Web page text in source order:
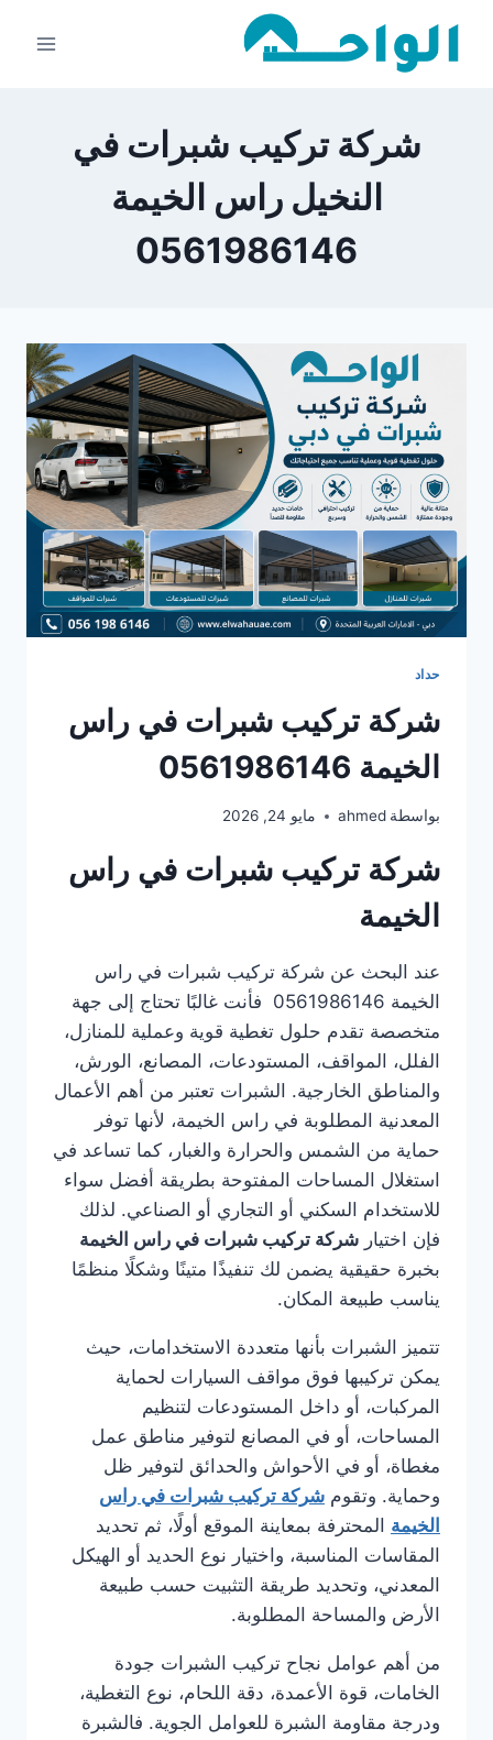
شركة تركيب شبرات في
النخيل راس الخيمة
0561986146
حداد
شركة تركيب شبرات في راس
الخيمة 0561986146
بواسطة ahmed مايو 24, 2026
شركة تركيب شبرات في راس
الخيمة
عند البحث عن شركة تركيب شبرات في راس
الخيمة 0561986146 فأنت غالبًا تحتاج إلى جهة
متخصصة تقدم حلول تغطية قوية وعملية للمنازل،
الفلل، المواقف، المستودعات، المصانع، الورش،
والمناطق الخارجية. الشبرات تعتبر من أهم الأعمال
المعدنية المطلوبة في راس الخيمة، لأنها توفر
حماية من الشمس والحرارة والغبار، كما تساعد في
استغلال المساحات المفتوحة بطريقة أفضل سواء
للاستخدام السكني أو التجاري أو الصناعي. لذلك
فإن اختيار شركة تركيب شبرات في راس الخيمة
بخبرة حقيقية يضمن لك تنفيذًا متينًا وشكلًا منظمًا
يناسب طبيعة المكان.
تتميز الشبرات بأنها متعددة الاستخدامات، حيث
يمكن تركيبها فوق مواقف السيارات لحماية
المركبات، أو داخل المستودعات لتنظيم
المساحات، أو في المصانع لتوفير مناطق عمل
مغطاة، أو في الأحواش والحدائق لتوفير ظل
وحماية. وتقوم شركة تركيب شبرات في راس
الخيمة المحترفة بمعاينة الموقع أولًا، ثم تحديد
المقاسات المناسبة، واختيار نوع الحديد أو الهيكل
المعدني، وتحديد طريقة التثبيت حسب طبيعة
الأرض والمساحة المطلوبة.
من أهم عوامل نجاح تركيب الشبرات جودة
الخامات، قوة الأعمدة، دقة اللحام، نوع التغطية،
ودرجة مقاومة الشبرة للعوامل الجوية. فالشبرة